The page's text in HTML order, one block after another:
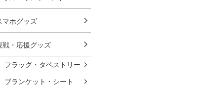
マホグッズ
戦・応援グッズ
フラッグ・タペストリー
ブランケット・シート